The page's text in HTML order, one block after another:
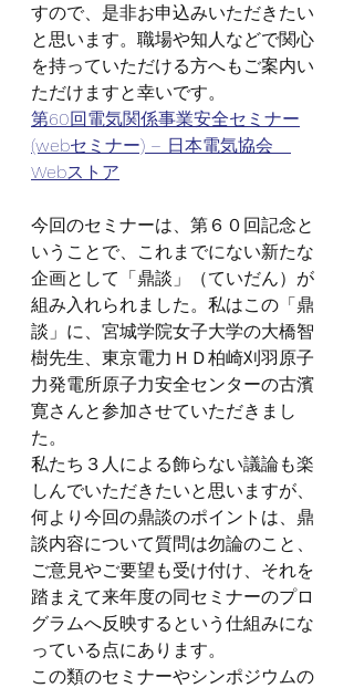
すので、是非お申込みいただきたい
と思います。職場や知人などで関心
を持っていただける方へもご案内い
ただけますと幸いです。
第60回電気関係事業安全セミナー
(webセミナー) – 日本電気協会
Webストア
今回のセミナーは、第６０回記念と
いうことで、これまでにない新たな
企画として「鼎談」（ていだん）が
組み入れられました。私はこの「鼎
談」に、宮城学院女子大学の大橋智
樹先生、東京電力ＨＤ柏崎刈羽原子
力発電所原子力安全センターの古濱
寛さんと参加させていただきまし
た。
私たち３人による飾らない議論も楽
しんでいただきたいと思いますが、
何より今回の鼎談のポイントは、鼎
談内容について質問は勿論のこと、
ご意見やご要望も受け付け、それを
踏まえて来年度の同セミナーのプロ
グラムへ反映するという仕組みにな
っている点にあります。
この類のセミナーやシンポジウムの